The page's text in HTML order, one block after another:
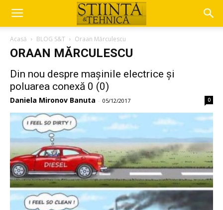
Acasă BLOG S&T Oraan Mărculescu
ORAAN MĂRCULESCU
Din nou despre mașinile electrice și
poluarea conexă 0 (0)
Daniela Mironov Banuta - 05/12/2017 0